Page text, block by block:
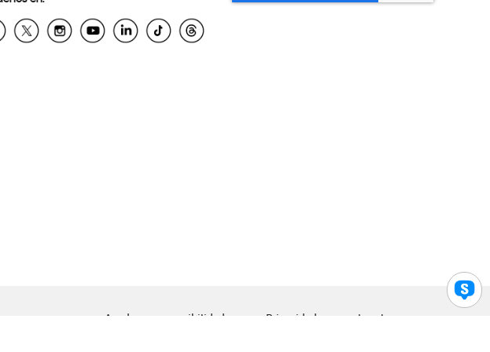
Ayuda para accesibilidad Privacidad Legal